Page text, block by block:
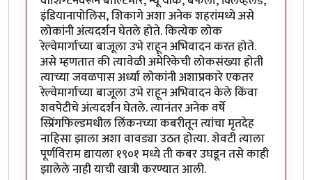
इंडियानापोलिस, शिकागे अशा अनेक शहरांमध्ये असे
लोकांनी अंत्यदर्शन घेतले होते. कित्येक लोक
रेल्वेमार्गाच्या बाजूला उभे राहून अभिवादन करत होते.
असे म्हणतात की त्यावेळी अमेरिकेची लोकसंख्या होती
त्याच्या जवळपास अर्ध्या लोकांनी अशाप्रकारे एकतर
रेल्वेमार्गाच्या बाजूला उभे राहून अभिवादन केले किंवा
शवपेटीचे अंत्यदर्शन घेतले. त्यानंतर अनेक वर्षे
स्प्रिंगफिल्डमधील लिंकनच्या कबरीतून त्यांचा मृतदेह
नाहिसा झाला अशा वावड्या उठत होत्या. शेवटी त्याला
पूर्णविराम द्यायला १९०१ मध्ये ती कबर उघडून तसे काही
झालेले नाही याची खात्री करण्यात आली.